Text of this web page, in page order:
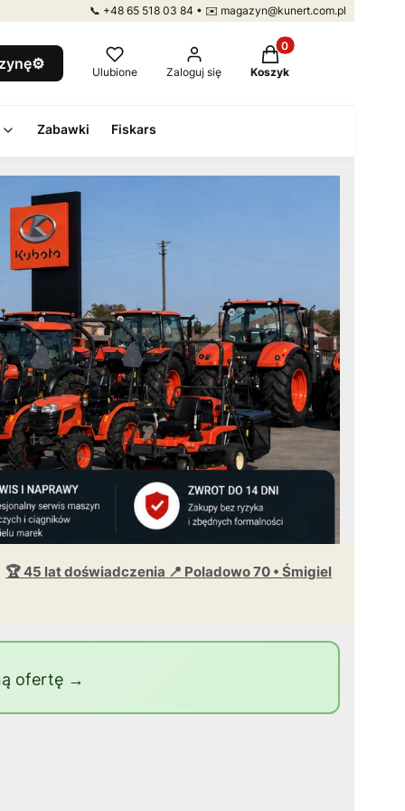
📞 +48 65 518 03 84 • ✉️ magazyn@kunert.com.pl
Ulubione Zaloguj się
Produkty w koszyku:
Koszyk
Zabawki Fiskars
🏆 45 lat doświadczenia 📍 Poladowo 70 • Śmigiel
ofertę →